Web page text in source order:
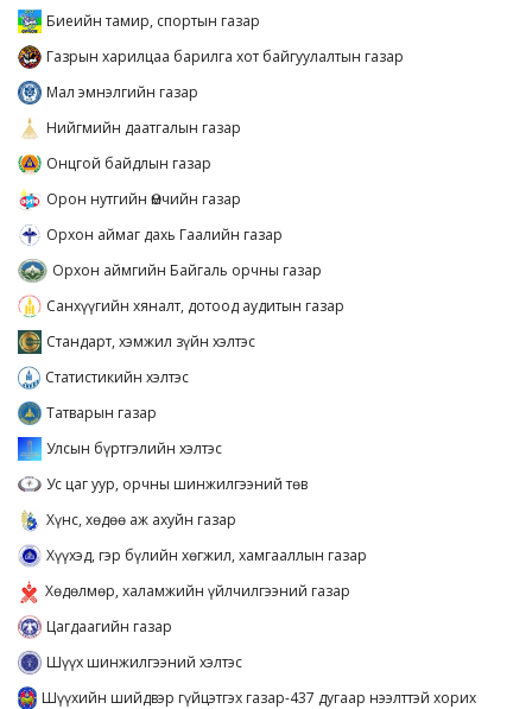
Биеийн тамир, спортын газар
Газрын харилцаа барилга хот байгуулалтын газар
Мал эмнэлгийн газар
Нийгмийн даатгалын газар
Онцгой байдлын газар
Орон нутгийн Өмчийн газар
Орхон аймаг дахь Гаалийн газар
Орхон аймгийн Байгаль орчны газар
Санхүүгийн хяналт, дотоод аудитын газар
Стандарт, хэмжил зүйн хэлтэс
Статистикийн хэлтэс
Татварын газар
Улсын бүртгэлийн хэлтэс
Ус цаг уур, орчны шинжилгээний төв
Хүнс, хөдөө аж ахуйн газар
Хүүхэд, гэр бүлийн хөгжил, хамгааллын газар
Хөдөлмөр, халамжийн үйлчилгээний газар
Цагдаагийн газар
Шүүх шинжилгээний хэлтэс
Шүүхийн шийдвэр гүйцэтгэх газар-437 дугаар нээлттэй хорих